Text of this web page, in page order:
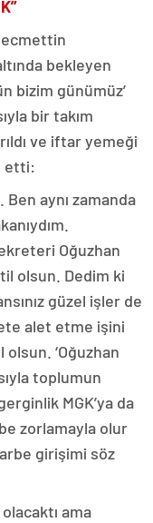
bekleyen
bizim günümüz’
bir takım
ve iftar yemeği
etti:
aynı zamanda
Oğuzhan
olsun. Dedim ki
güzel işler de
alet etme işini
olsun. ‘Oğuzhan
toplumun
MGK’ya da
zorlamayla olur
girişimi söz
ama